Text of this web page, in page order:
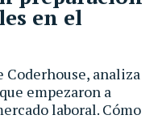
Coderhouse, analiza
empezaron a
laboral. Cómo
en el